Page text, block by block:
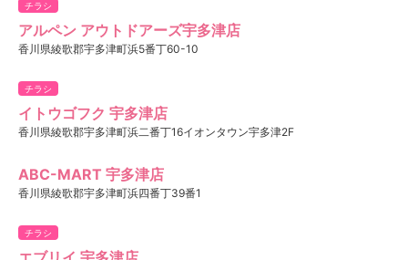
チラシ
アルペン アウトドアーズ宇多津店
香川県綾歌郡宇多津町浜5番丁60-10
チラシ
イトウゴフク 宇多津店
香川県綾歌郡宇多津町浜二番丁16イオンタウン宇多津2F
ABC-MART 宇多津店
香川県綾歌郡宇多津町浜四番丁39番1
チラシ